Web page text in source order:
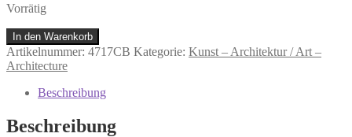
Vorrätig
Der
ganze
Zürichsee
meinen
Menge
In den Warenkorb
Artikelnummer: 4717CB Kategorie: Kunst – Architektur / Art –
Architecture
Beschreibung
Beschreibung